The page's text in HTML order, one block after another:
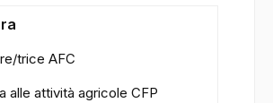
trice AFC
alle attività agricole CFP